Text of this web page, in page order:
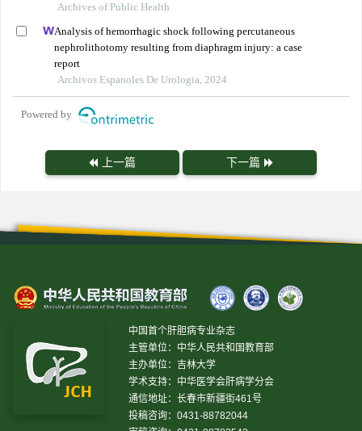
Archives of Public Health
Analysis of hemorrhagic shock following percutaneous
nephrolithotomy resulting from diaphragm injury: a case
report
Archivos Espanoles De Urologia, 2024
Powered by
上一篇 下一篇
中国首个肝胆病专业杂志
主管单位：中华人民共和国教育部
主办单位：吉林大学
学术支持：中华医学会肝病学分会
通信地址：长春市新疆街461号
投稿咨询：0431-88782044